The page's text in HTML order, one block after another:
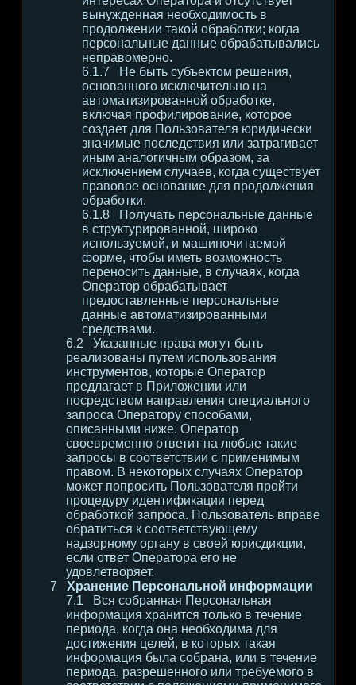
вынужденная необходимость в
продолжении такой обработки; когда
персональные данные обрабатывались
неправомерно.
Не быть субъектом решения,
основанного исключительно на
автоматизированной обработке,
включая профилирование, которое
создает для Пользователя юридически
значимые последствия или затрагивает
иным аналогичным образом, за
исключением случаев, когда существует
правовое основание для продолжения
обработки.
Получать персональные данные
в структурированной, широко
используемой, и машиночитаемой
форме, чтобы иметь возможность
переносить данные, в случаях, когда
Оператор обрабатывает
предоставленные персональные
данные автоматизированными
средствами.
Указанные права могут быть
реализованы путем использования
инструментов, которые Оператор
предлагает в Приложении или
посредством направления специального
запроса Оператору способами,
описанными ниже. Оператор
своевременно ответит на любые такие
запросы в соответствии с применимым
правом. В некоторых случаях Оператор
может попросить Пользователя пройти
процедуру идентификации перед
обработкой запроса. Пользователь вправе
обратиться к соответствующему
надзорному органу в своей юрисдикции,
если ответ Оператора его не
удовлетворяет.
Хранение Персональной информации
Вся собранная Персональная
информация хранится только в течение
периода, когда она необходима для
достижения целей, в которых такая
информация была собрана, или в течение
периода, разрешенного или требуемого в